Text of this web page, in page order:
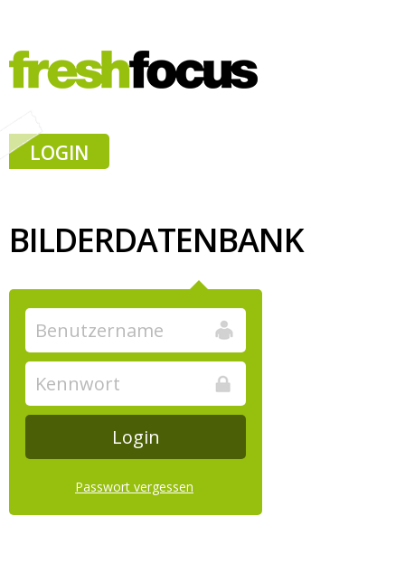
LOGIN
BILDERDATENBANK
Passwort vergessen